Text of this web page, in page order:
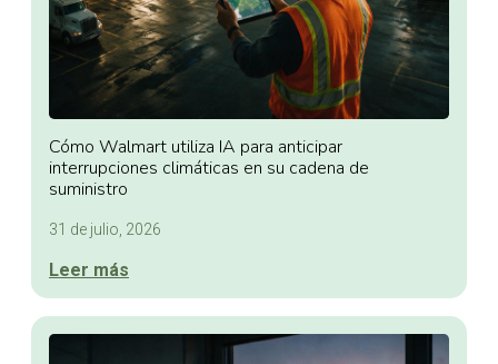
Cómo Walmart utiliza IA para anticipar
interrupciones climáticas en su cadena de
suministro
31 de julio, 2026
Leer más